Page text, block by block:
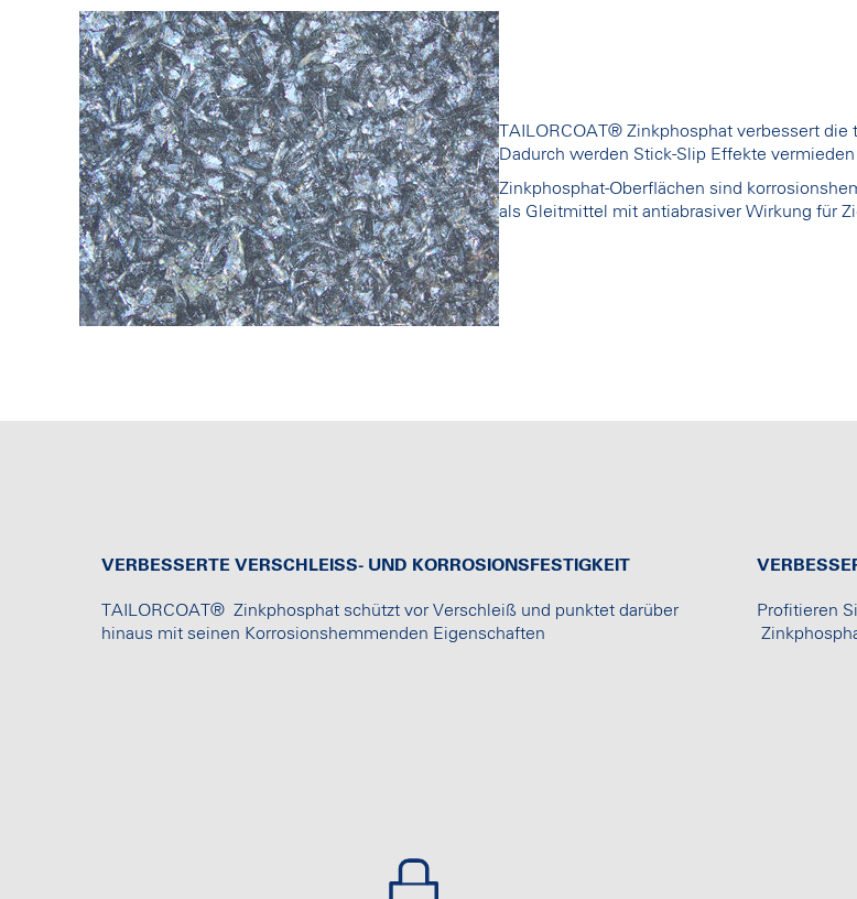
TAILORCOAT® Zinkphosphat verbessert die
Dadurch werden Stick-Slip Effekte
Zinkphosphat-Oberﬂächen sind
als Gleitmittel mit antiabrasiver Wirkung für
VERBESSERTE VERSCHLEISS- UND KORROSIONSFESTIGKEIT
TAILORCOAT® Zinkphosphat schützt vor Verschleiß und punktet darüber
hinaus mit seinen Korrosionshemmenden Eigenschaften
Profitieren